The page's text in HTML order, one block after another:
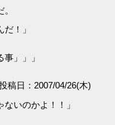
！」
」」」
稿日：2007/04/26(木)
いのかよ！！」